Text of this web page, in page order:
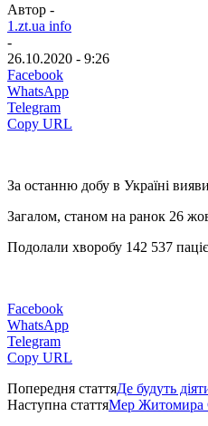
Автор -
1.zt.ua info
-
26.10.2020 - 9:26
Facebook
WhatsApp
Telegram
Copy URL
За останню добу в Україні
Загалом, станом на ранок 26
Подолали хворобу 142 537
Facebook
WhatsApp
Telegram
Copy URL
Попередня статтяДе будуть
Наступна статтяМер Житомира